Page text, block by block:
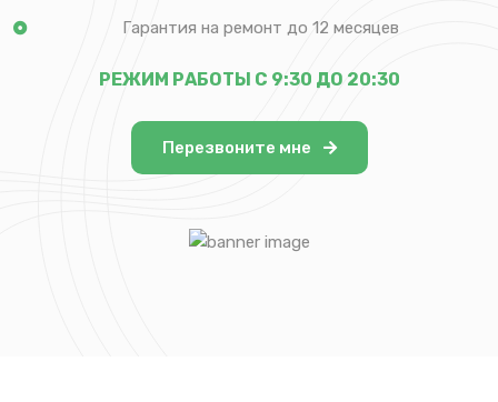
Гарантия на ремонт до 12 месяцев
РЕЖИМ РАБОТЫ С 9:30 ДО 20:30
Перезвоните мне